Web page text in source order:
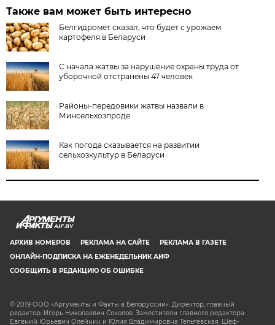
Также вам может быть интересно
Белгидромет сказал, что будет с урожаем
картофеля в Беларуси
С начала жатвы за нарушение охраны труда от
уборочной отстранены 47 человек
Районы-передовики жатвы назвали в
Минсельхозпроде
Как погода сказывается на развитии
сельхозкультур в Беларуси
AIF.BY
АРХИВ НОМЕРОВ РЕКЛАМА НА САЙТЕ
РЕКЛАМА В ГАЗЕТЕ
ОНЛАЙН-ПОДПИСКА НА ЕЖЕНЕДЕЛЬНИК АИФ
СООБЩИТЬ В РЕДАКЦИЮ ОБ ОШИБКЕ
© 2019 ООО «Аргументы и Факты в Белоруссии». Директор, главный
редактор: Игорь Николаевич Соколов. Заместители главного редактора:
Евгений Юрьевич Олейник и Юлия Владимировна Тельтевская. Шеф-